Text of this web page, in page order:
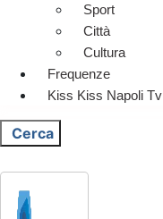
Sport
Città
Cultura
Frequenze
Kiss Kiss Napoli Tv
Cerca